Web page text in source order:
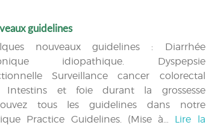
guidelines
nouveaux guidelines : Diarrhée
idiopathique. Dyspepsie
Surveillance cancer colorectal
Intestins et foie durant la grossesse
tous les guidelines dans notre
Practice Guidelines. (Mise à… Lire la